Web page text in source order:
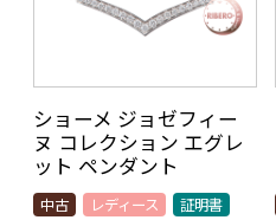
ショーメ ジョゼフィー
ヌ コレクション エグレ
ット ペンダント
中古 レディース
証明書